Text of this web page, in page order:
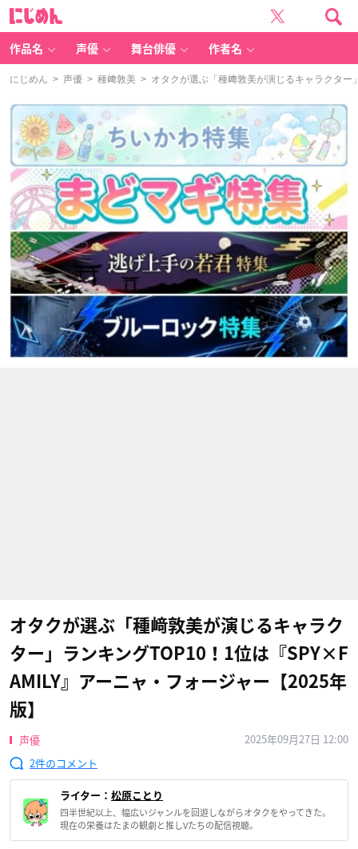
作品名 声優 舞台俳優 作者名
にじめん > 声優 > 種﨑敦美 > オタクが選ぶ「種﨑敦美が演じるキャラクター
オタクが選ぶ「種﨑敦美が演じるキャラク
ター」ランキングTOP10！1位は『SPY×F
AMILY』アーニャ・フォージャー【2025年
版】
声優
2025年09月27日 12:00
2
ライター： 松原ことり
四半世紀以上、幅広いジャンルを回遊しながらオタクをやってきた。
現在の栄養はたまの観劇と推しVたちの配信視聴。